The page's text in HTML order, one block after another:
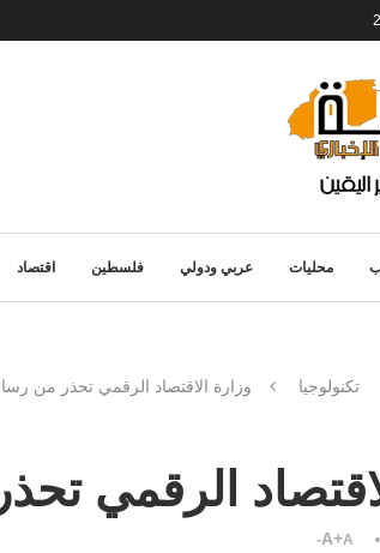
محليات عربي ودولي فلسطين اقتصاد
تكنولوجيا وزارة الاقتصاد الرقمي تحذر من
الرقمي
A+A-